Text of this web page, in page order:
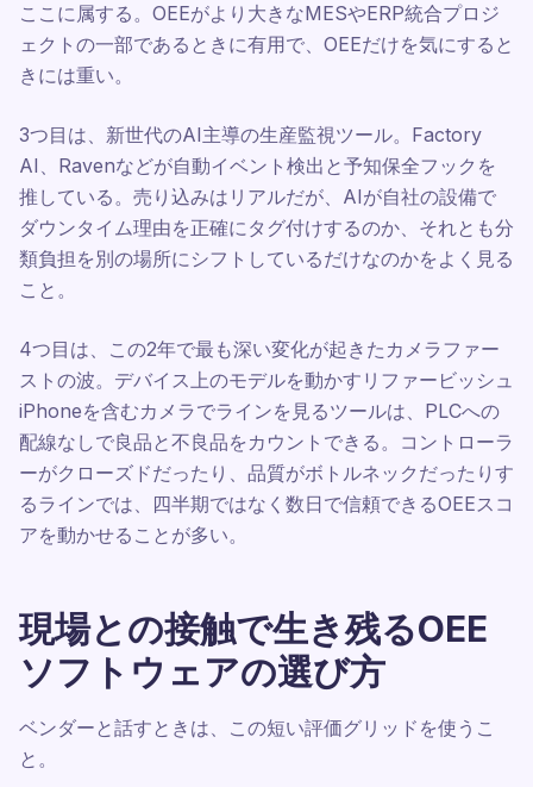
ここに属する。OEEがより大きなMESやERP統合プロジ
ェクトの一部であるときに有用で、OEEだけを気にすると
きには重い。
3つ目は、新世代のAI主導の生産監視ツール。Factory
AI、Ravenなどが自動イベント検出と予知保全フックを
推している。売り込みはリアルだが、AIが自社の設備で
ダウンタイム理由を正確にタグ付けするのか、それとも分
類負担を別の場所にシフトしているだけなのかをよく見る
こと。
4つ目は、この2年で最も深い変化が起きたカメラファー
ストの波。デバイス上のモデルを動かすリファービッシュ
iPhoneを含むカメラでラインを見るツールは、PLCへの
配線なしで良品と不良品をカウントできる。コントローラ
ーがクローズドだったり、品質がボトルネックだったりす
るラインでは、四半期ではなく数日で信頼できるOEEスコ
アを動かせることが多い。
現場との接触で生き残るOEE
ソフトウェアの選び方
ベンダーと話すときは、この短い評価グリッドを使うこ
と。